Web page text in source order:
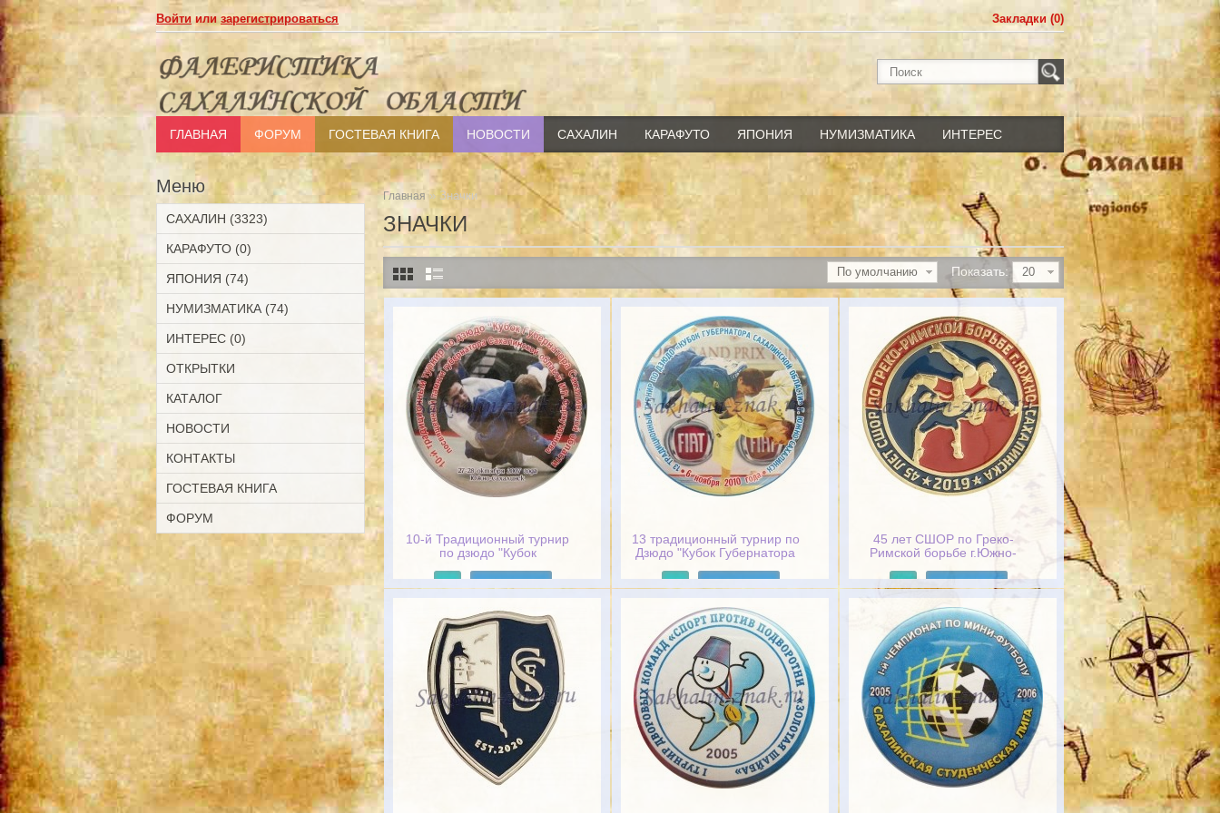
Войти илизарегистрироваться Закладки (0)
ГЛАВНАЯ ФОРУМ ГОСТЕВАЯ КНИГА НОВОСТИ САХАЛИН КАРАФУТО ЯПОНИЯ НУМИЗМАТИКА ИНТЕРЕС
Меню
САХАЛИН (3323)
КАРАФУТО (0)
ЯПОНИЯ (74)
НУМИЗМАТИКА (74)
ИНТЕРЕС (0)
ОТКРЫТКИ
КАТАЛОГ
НОВОСТИ
КОНТАКТЫ
ГОСТЕВАЯ КНИГА
ФОРУМ
Главная » Значки
ЗНАЧКИ
Показать: 20
По умолчанию
10-й Традиционный турнир
по дзюдо "Кубок
области" посвященный
памяти губернатора
Фархутдинова. 27-28
октября 2007 года. Южно-
Сахалинск
13 традиционный турнир по
Дзюдо "Кубок Губернатора
г.Южно-Сахалинск. 6 ноября
2010 года
45 лет СШОР по Греко-
Римской борьбе г.Южно-